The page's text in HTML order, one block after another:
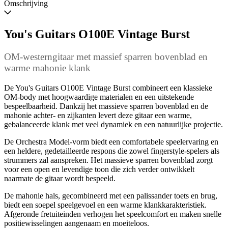
beschikbaar
Omschrijving
You's Guitars O100E Vintage Burst
OM-westerngitaar met massief sparren bovenblad en
warme mahonie klank
De You's Guitars O100E Vintage Burst combineert een klassieke
OM-body met hoogwaardige materialen en een uitstekende
bespeelbaarheid. Dankzij het massieve sparren bovenblad en de
mahonie achter- en zijkanten levert deze gitaar een warme,
gebalanceerde klank met veel dynamiek en een natuurlijke projectie.
De Orchestra Model-vorm biedt een comfortabele speelervaring en
een heldere, gedetailleerde respons die zowel fingerstyle-spelers als
strummers zal aanspreken. Het massieve sparren bovenblad zorgt
voor een open en levendige toon die zich verder ontwikkelt
naarmate de gitaar wordt bespeeld.
De mahonie hals, gecombineerd met een palissander toets en brug,
biedt een soepel speelgevoel en een warme klankkarakteristiek.
Afgeronde fretuiteinden verhogen het speelcomfort en maken snelle
positiewisselingen aangenaam en moeiteloos.